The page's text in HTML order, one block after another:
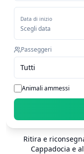
Data di inizio
Scegli data
Passeggeri
Tutti
Animali ammessi
Ritira e
Cappadocia e